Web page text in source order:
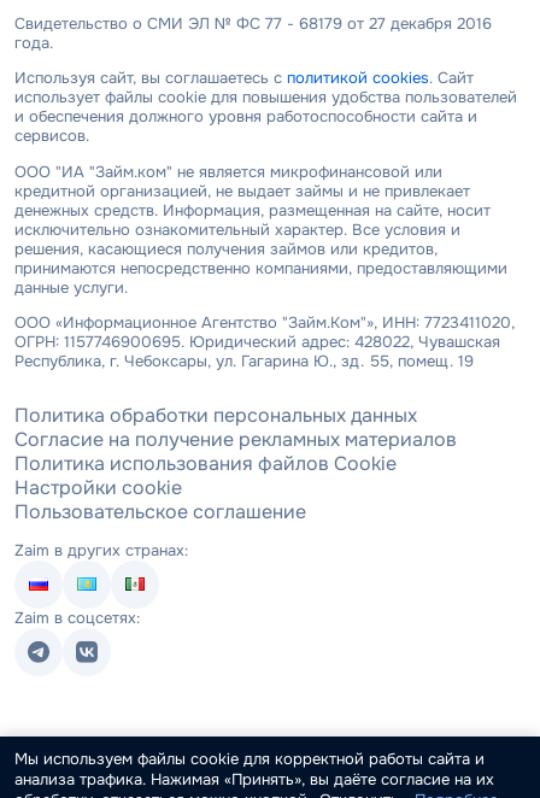
Свидетельство о СМИ ЭЛ № ФС 77 - 68179 от 27 декабря 2016
года.
Используя сайт, вы соглашаетесь с политикой cookies. Сайт
использует файлы cookie для повышения удобства пользователей
и обеспечения должного уровня работоспособности сайта и
сервисов.
ООО "ИА "Займ.ком" не является микрофинансовой или
кредитной организацией, не выдает займы и не привлекает
денежных средств. Информация, размещенная на сайте, носит
исключительно ознакомительный характер. Все условия и
решения, касающиеся получения займов или кредитов,
принимаются непосредственно компаниями, предоставляющими
данные услуги.
ООО «Информационное Агентство "Займ.Ком"», ИНН: 7723411020,
ОГРН: 1157746900695. Юридический адрес: 428022, Чувашская
Республика, г. Чебоксары, ул. Гагарина Ю., зд. 55, помещ. 19
Политика обработки персональных данных
Согласие на получение рекламных материалов
Политика использования файлов Cookie
Настройки cookie
Пользовательское соглашение
Zaim в других странах:
Zaim в соцсетях:
Мы используем файлы cookie для корректной работы сайта и
анализа трафика. Нажимая «Принять», вы даёте согласие на их